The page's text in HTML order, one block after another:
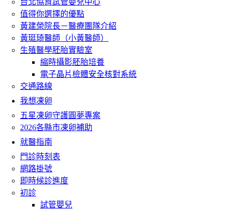
台北協育試管嬰兒中心
值得你選擇的優點
黃建榮院長－醫療團隊介紹
黃珽琦醫師（小黃醫師）
生殖醫學胚胎實驗室
縮時攝影胚胎培養
電子晶片檢體安全核對系統
交通路線
我想凍卵
五星凍卵守護圓夢專案
2026各縣市凍卵補助
就醫指南
門診時刻表
網路掛號
即時候診進度
初診
試管嬰兒